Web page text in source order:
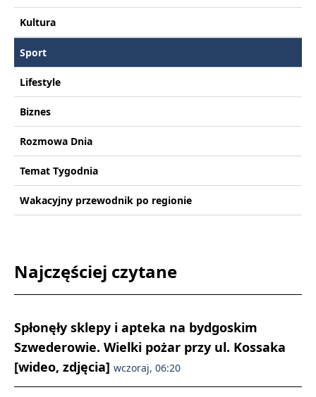
Kultura
Sport
Lifestyle
Biznes
Rozmowa Dnia
Temat Tygodnia
Wakacyjny przewodnik po regionie
Najczęściej czytane
Spłonęły sklepy i apteka na bydgoskim
Szwederowie. Wielki pożar przy ul. Kossaka
[wideo, zdjęcia] wczoraj, 06:20